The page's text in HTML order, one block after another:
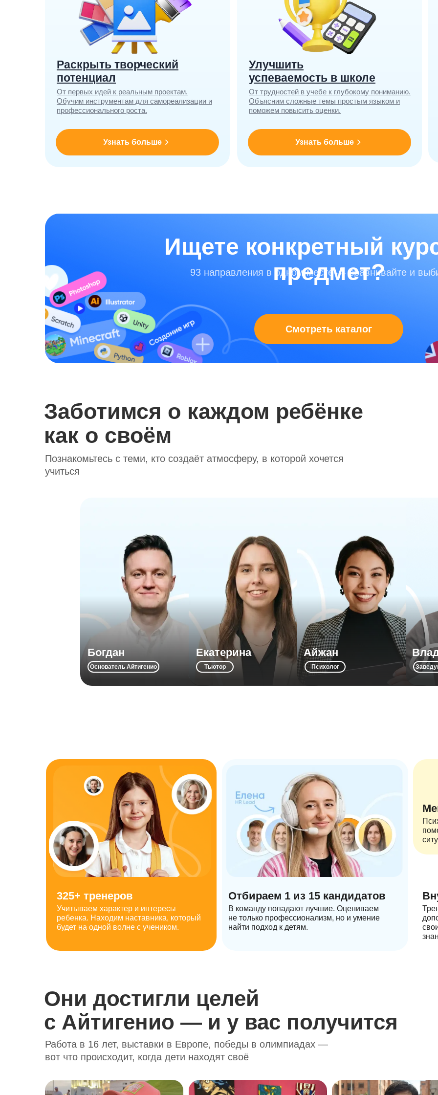
Раскрыть творческий
потенциал
От первых идей к реальным проектам.
Обучим инструментам для самореализации и
профессионального роста.
Узнать больше Узнать больше
Улучшить
успеваемость в школе
От трудностей в учебе к глубокому пониманию.
Объясним сложные темы простым языком и
поможем повысить оценки.
93 направления в одном месте — сравнивайте и
Ищете конкретный
предмет?
Смотреть каталог
Заботимся о каждом ребёнке
как о своём
Познакомьтесь с теми, кто создаёт атмосферу, в которой хочется
учиться
Мы школа, где личность ребёнка —
главный ориентир. Подбираем
ключи к мотивации, чтобы учёба
приносила радость и результат.
Блогер, подкаст-ведущий и ментор
авторских интенсивов
Внедряет современные методики
с упором на индивидуальный подход
Создал международную онлайн-
школу для детей
Богдан
Основатель Айтигенио
Помогаем найти свой уникальный
путь. Учим детей слышать свои
желания, ставить цели и быть
самостоятельными.
Специализируется на
профориентации и развитии soft skills у
подростков
Ведёт частную практику с 2022 года
Санкт-Петербургский институт ДПО
(психология и психотерапия)
Екатерина
Тьютор
Создаем среду, где детям
безопасно быть собой. Укрепляем
отношения в семье и помогаем
решать трудности в учёбе.
Ведущий специалист школы
2 высших образования: КПТ-
терапевт (МГУ им. Ломоносова),
схема-терапевт (МИСТ)
Член Ассоциации когнитивно-
бихевиоральных терапевтов
Айжан
Психолог
С 2017
БГТУ,
Учитываем характер и интересы
ребенка. Находим наставника, который
будет на одной волне с учеником.
В команду попадают лучшие. Оцениваем
не только профессионализм, но и умение
найти подход к детям.
325+ тренеров Отбираем 1 из 15 кандидатов
Работа в 16 лет, выставки в Европе, победы в олимпиадах —
вот что происходит, когда дети находят своё
Они достигли целей
с Айтигенио — и у вас получится